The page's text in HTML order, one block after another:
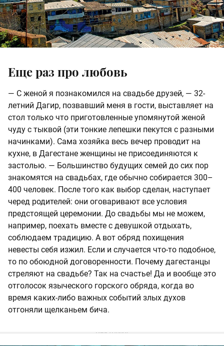
Еще раз про любовь
— С женой я познакомился на свадьбе друзей, — 32-
летний Дагир, позвавший меня в гости, выставляет на
стол только что приготовленные упомянутой женой
чуду с тыквой (эти тонкие лепешки пекутся с разными
начинками). Сама хозяйка весь вечер проводит на
кухне, в Дагестане женщины не присоединяются к
застолью. — Большинство будущих семей до сих пор
знакомятся на свадьбах, где обычно собирается 300–
400 человек. После того как выбор сделан, наступает
черед родителей: они оговаривают все условия
предстоящей церемонии. До свадьбы мы не можем,
например, поехать вместе с девушкой отдыхать,
соблюдаем традицию. А вот обряд похищения
невесты себя изжил. Если и случается что-то подобное,
то по обоюдной договоренности. Почему дагестанцы
стреляют на свадьбе? Так на счастье! Да и вообще это
отголосок языческого горского обряда, когда во
время каких-либо важных событий злых духов
отгоняли щелканьем бича.